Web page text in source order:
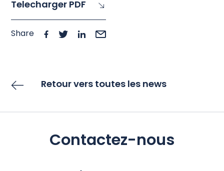
Telecharger PDF
Share
Retour vers toutes les news
Contactez-nous